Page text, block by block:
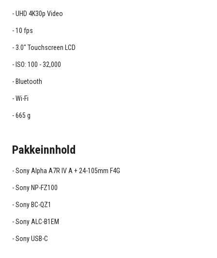
UHD 4K30p Video
10 fps
3.0" Touchscreen LCD
ISO: 100 - 32,000
Bluetooth
Wi-Fi
665 g
Pakkeinnhold
Sony Alpha A7R IV A + 24-105mm F4G
Sony NP-FZ100
Sony BC-QZ1
Sony ALC-B1EM
Sony USB-C